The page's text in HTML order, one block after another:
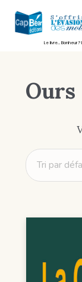
Le livre… Bonheur ?
Ours